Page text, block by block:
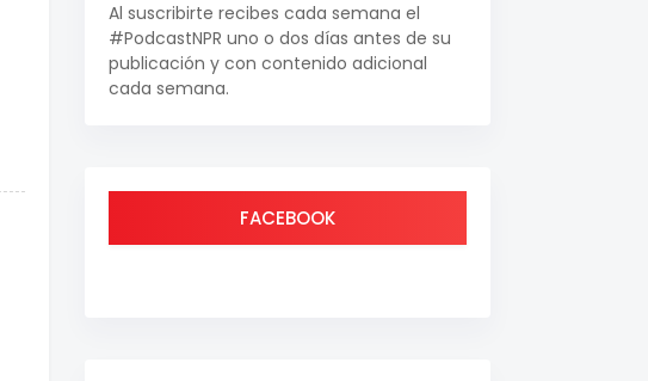
Al suscribirte recibes cada semana el
#PodcastNPR uno o dos días antes de su
publicación y con contenido adicional
cada semana.
FACEBOOK